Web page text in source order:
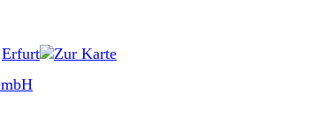
Erfurt
Zur Karte